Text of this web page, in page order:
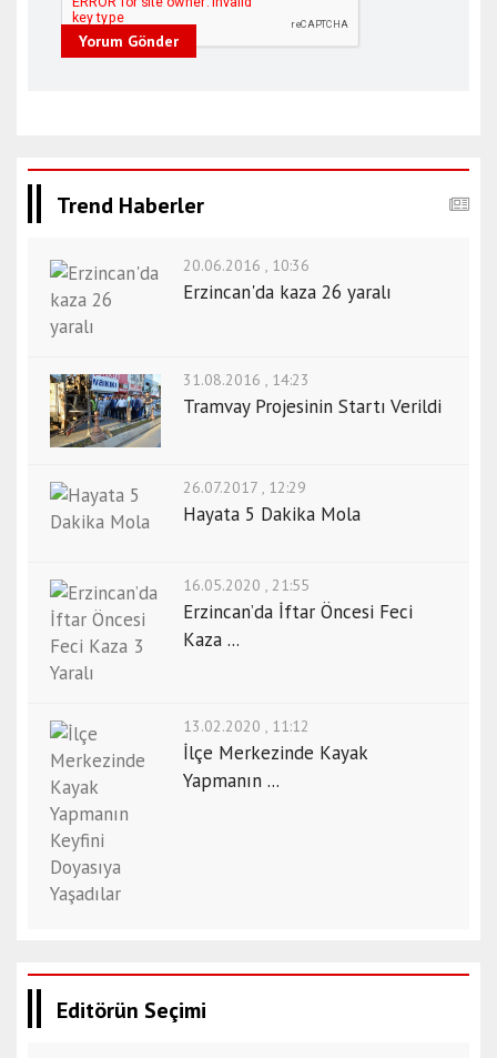
Yorum Gönder
Trend Haberler
20.06.2016 , 10:36
Erzincan'da kaza 26 yaralı
31.08.2016 , 14:23
Tramvay Projesinin Startı Verildi
26.07.2017 , 12:29
Hayata 5 Dakika Mola
16.05.2020 , 21:55
Erzincan’da İftar Öncesi Feci
Kaza ...
13.02.2020 , 11:12
İlçe Merkezinde Kayak
Yapmanın ...
Editörün Seçimi